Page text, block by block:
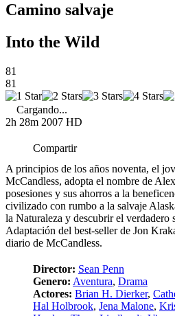
Camino salvaje
Into the Wild
81
81
Cargando...
2h 28m 2007 HD
Compartir
A principios de los años noventa, el
McCandless, adopta el nombre de
posesiones y sus ahorros a la
civilizado con rumbo a la salvaje
la Naturaleza y descubrir el verdadero
Adaptación del best-seller de Jon
diario de McCandless.
Director: Sean Penn
Genero: Aventura, Drama
Actores: Brian H. Dierker,
Hal Holbrook, Jena Malone,